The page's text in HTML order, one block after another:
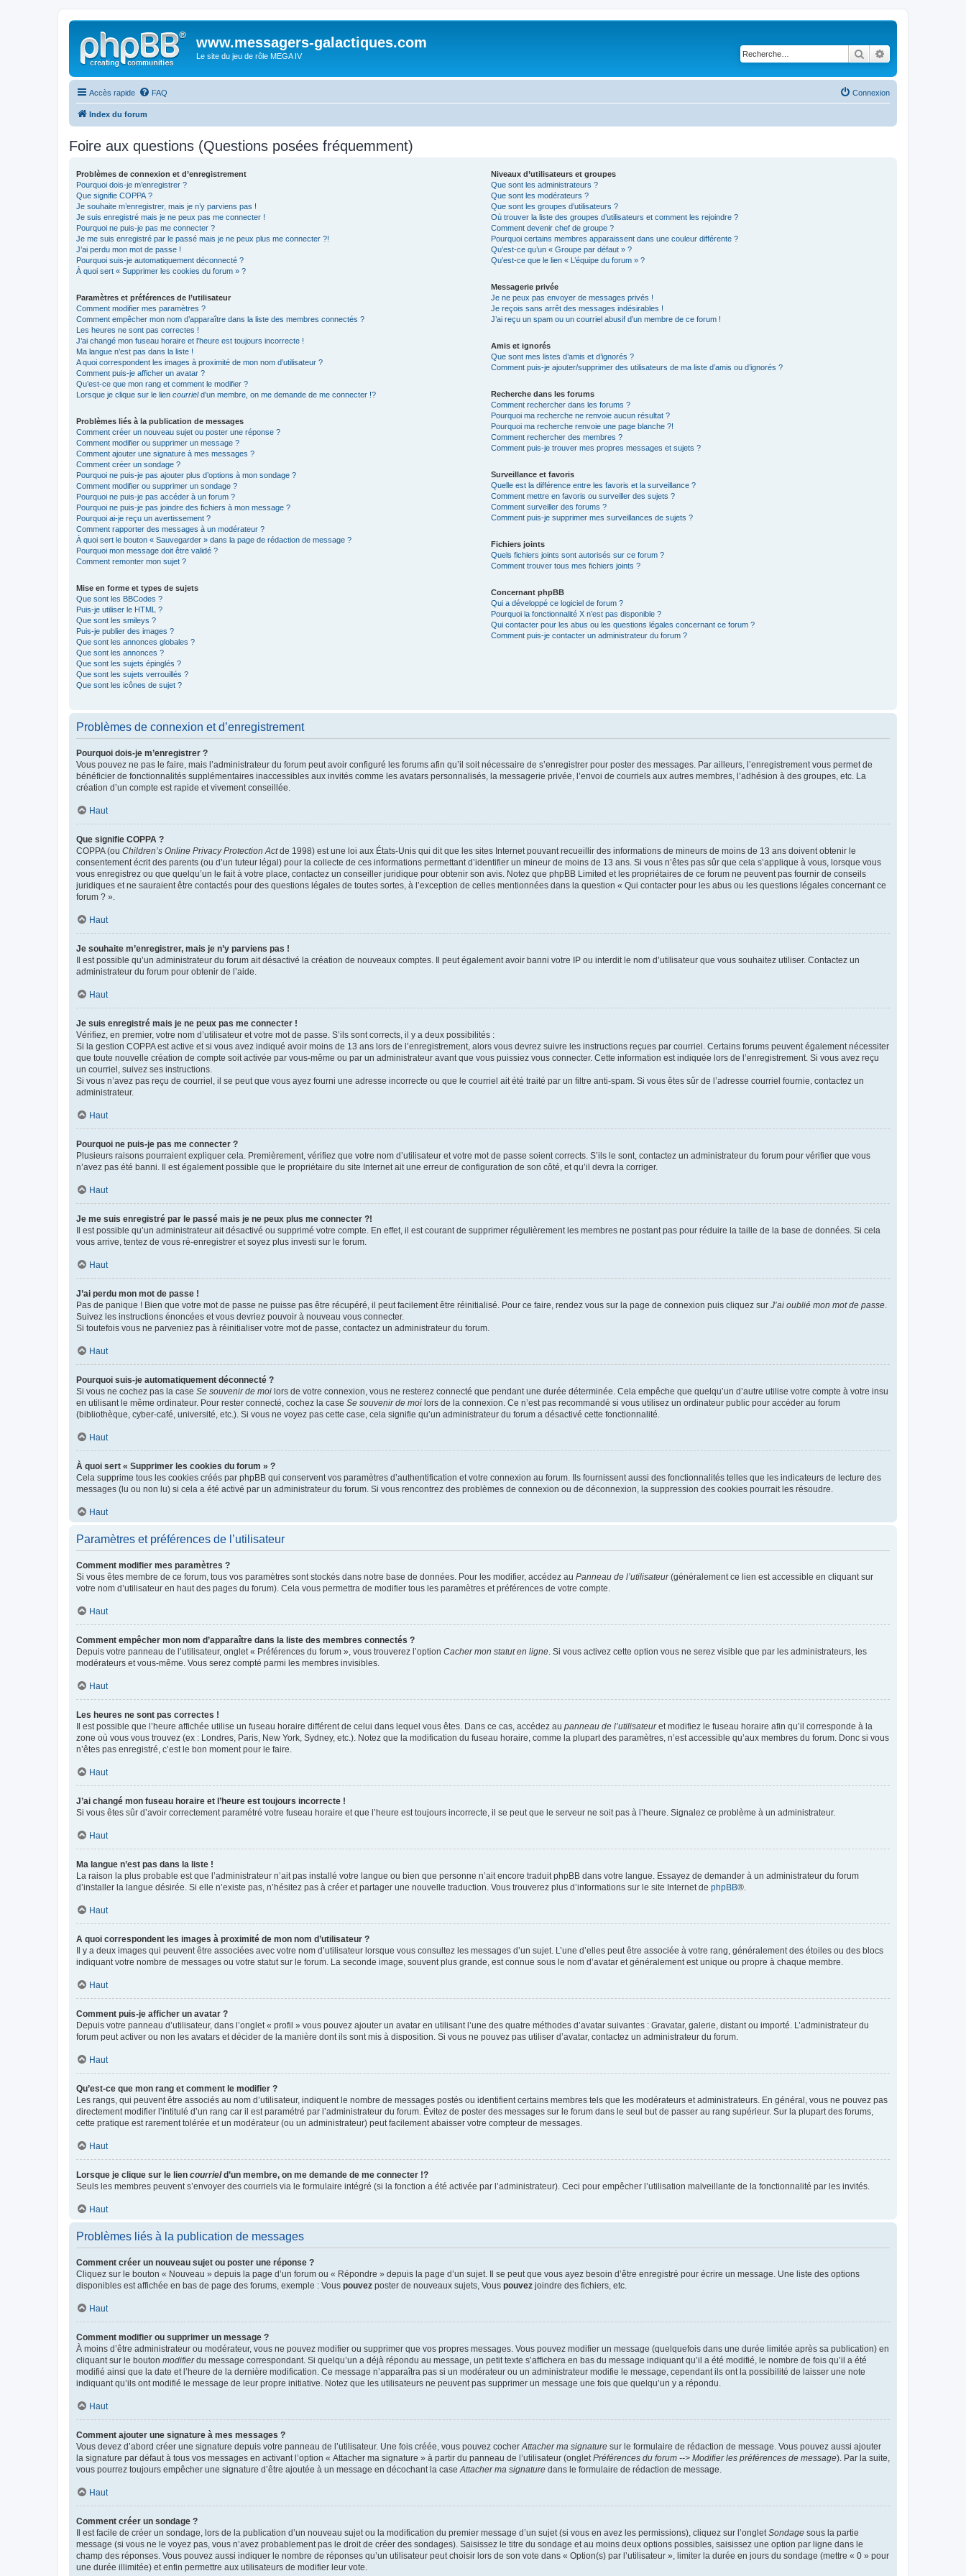
www.messagers-galactiques.com
Le site du jeu de rôle MEGA IV Rechercher
Accès rapide FAQ Connexion
Index du forum
Foire aux questions (Questions posées fréquemment)
Problèmes de connexion et d’enregistrement
Pourquoi dois-je m’enregistrer ?
Que signifie COPPA ?
Je souhaite m’enregistrer, mais je n’y parviens pas !
Je suis enregistré mais je ne peux pas me connecter !
Pourquoi ne puis-je pas me connecter ?
Je me suis enregistré par le passé mais je ne peux plus me connecter ?!
J’ai perdu mon mot de passe !
Pourquoi suis-je automatiquement déconnecté ?
À quoi sert « Supprimer les cookies du forum » ?
Paramètres et préférences de l’utilisateur
Comment modifier mes paramètres ?
Comment empêcher mon nom d’apparaître dans la liste des membres connectés ?
Les heures ne sont pas correctes !
J’ai changé mon fuseau horaire et l’heure est toujours incorrecte !
Ma langue n’est pas dans la liste !
A quoi correspondent les images à proximité de mon nom d’utilisateur ?
Comment puis-je afficher un avatar ?
Qu’est-ce que mon rang et comment le modifier ?
Lorsque je clique sur le lien courrield’un membre, on me demande de me connecter !?
Problèmes liés à la publication de messages
Comment créer un nouveau sujet ou poster une réponse ?
Comment modifier ou supprimer un message ?
Comment ajouter une signature à mes messages ?
Comment créer un sondage ?
Pourquoi ne puis-je pas ajouter plus d’options à mon sondage ?
Comment modifier ou supprimer un sondage ?
Pourquoi ne puis-je pas accéder à un forum ?
Pourquoi ne puis-je pas joindre des fichiers à mon message ?
Pourquoi ai-je reçu un avertissement ?
Comment rapporter des messages à un modérateur ?
À quoi sert le bouton « Sauvegarder » dans la page de rédaction de message ?
Pourquoi mon message doit être validé ?
Comment remonter mon sujet ?
Mise en forme et types de sujets
Que sont les BBCodes ?
Puis-je utiliser le HTML ?
Que sont les smileys ?
Puis-je publier des images ?
Que sont les annonces globales ?
Que sont les annonces ?
Que sont les sujets épinglés ?
Que sont les sujets verrouillés ?
Que sont les icônes de sujet ?
Niveaux d’utilisateurs et groupes
Que sont les administrateurs ?
Que sont les modérateurs ?
Que sont les groupes d’utilisateurs ?
Où trouver la liste des groupes d’utilisateurs et comment les rejoindre ?
Comment devenir chef de groupe ?
Pourquoi certains membres apparaissent dans une couleur différente ?
Qu’est-ce qu’un « Groupe par défaut » ?
Qu’est-ce que le lien « L’équipe du forum » ?
Messagerie privée
Je ne peux pas envoyer de messages privés !
Je reçois sans arrêt des messages indésirables !
J’ai reçu un spam ou un courriel abusif d’un membre de ce forum !
Amis et ignorés
Que sont mes listes d’amis et d’ignorés ?
Comment puis-je ajouter/supprimer des utilisateurs de ma liste d’amis ou d’ignorés ?
Recherche dans les forums
Comment rechercher dans les forums ?
Pourquoi ma recherche ne renvoie aucun résultat ?
Pourquoi ma recherche renvoie une page blanche ?!
Comment rechercher des membres ?
Comment puis-je trouver mes propres messages et sujets ?
Surveillance et favoris
Quelle est la différence entre les favoris et la surveillance ?
Comment mettre en favoris ou surveiller des sujets ?
Comment surveiller des forums ?
Comment puis-je supprimer mes surveillances de sujets ?
Fichiers joints
Quels fichiers joints sont autorisés sur ce forum ?
Comment trouver tous mes fichiers joints ?
Concernant phpBB
Qui a développé ce logiciel de forum ?
Pourquoi la fonctionnalité X n’est pas disponible ?
Qui contacter pour les abus ou les questions légales concernant ce forum ?
Comment puis-je contacter un administrateur du forum ?
Problèmes de connexion et d’enregistrement
Pourquoi dois-je m’enregistrer ?
Vous pouvez ne pas le faire, mais l’administrateur du forum peut avoir configuré les forums afin qu’il soit nécessaire de s’enregistrer pour poster des messages. Par ailleurs, l’enregistrement vous permet de
bénéficier de fonctionnalités supplémentaires inaccessibles aux invités comme les avatars personnalisés, la messagerie privée, l’envoi de courriels aux autres membres, l’adhésion à des groupes, etc. La
création d’un compte est rapide et vivement conseillée.
Haut
Que signifie COPPA ?
COPPA (ou Children’s Online Privacy Protection Actde 1998) est une loi aux États-Unis qui dit que les sites Internet pouvant recueillir des informations de mineurs de moins de 13 ans doivent obtenir le
consentement écrit des parents (ou d’un tuteur légal) pour la collecte de ces informations permettant d’identifier un mineur de moins de 13 ans. Si vous n’êtes pas sûr que cela s’applique à vous, lorsque vous
vous enregistrez ou que quelqu’un le fait à votre place, contactez un conseiller juridique pour obtenir son avis. Notez que phpBB Limited et les propriétaires de ce forum ne peuvent pas fournir de conseils
juridiques et ne sauraient être contactés pour des questions légales de toutes sortes, à l’exception de celles mentionnées dans la question « Qui contacter pour les abus ou les questions légales concernant ce
forum ? ».
Haut
Je souhaite m’enregistrer, mais je n’y parviens pas !
Il est possible qu’un administrateur du forum ait désactivé la création de nouveaux comptes. Il peut également avoir banni votre IP ou interdit le nom d’utilisateur que vous souhaitez utiliser. Contactez un
administrateur du forum pour obtenir de l’aide.
Haut
Je suis enregistré mais je ne peux pas me connecter !
Vérifiez, en premier, votre nom d’utilisateur et votre mot de passe. S’ils sont corrects, il y a deux possibilités :
Si la gestion COPPA est active et si vous avez indiqué avoir moins de 13 ans lors de l’enregistrement, alors vous devrez suivre les instructions reçues par courriel. Certains forums peuvent également nécessiter
que toute nouvelle création de compte soit activée par vous-même ou par un administrateur avant que vous puissiez vous connecter. Cette information est indiquée lors de l’enregistrement. Si vous avez reçu
un courriel, suivez ses instructions.
Si vous n’avez pas reçu de courriel, il se peut que vous ayez fourni une adresse incorrecte ou que le courriel ait été traité par un filtre anti-spam. Si vous êtes sûr de l’adresse courriel fournie, contactez un
administrateur.
Haut
Pourquoi ne puis-je pas me connecter ?
Plusieurs raisons pourraient expliquer cela. Premièrement, vérifiez que votre nom d’utilisateur et votre mot de passe soient corrects. S’ils le sont, contactez un administrateur du forum pour vérifier que vous
n’avez pas été banni. Il est également possible que le propriétaire du site Internet ait une erreur de configuration de son côté, et qu’il devra la corriger.
Haut
Je me suis enregistré par le passé mais je ne peux plus me connecter ?!
Il est possible qu’un administrateur ait désactivé ou supprimé votre compte. En effet, il est courant de supprimer régulièrement les membres ne postant pas pour réduire la taille de la base de données. Si cela
vous arrive, tentez de vous ré-enregistrer et soyez plus investi sur le forum.
Haut
J’ai perdu mon mot de passe !
Pas de panique ! Bien que votre mot de passe ne puisse pas être récupéré, il peut facilement être réinitialisé. Pour ce faire, rendez vous sur la page de connexion puis cliquez sur J’ai oublié mon mot de passe
Suivez les instructions énoncées et vous devriez pouvoir à nouveau vous connecter.
Si toutefois vous ne parveniez pas à réinitialiser votre mot de passe, contactez un administrateur du forum.
Haut
Pourquoi suis-je automatiquement déconnecté ?
Si vous ne cochez pas la case Se souvenir de moi lors de votre connexion, vous ne resterez connecté que pendant une durée déterminée. Cela empêche que quelqu’un d’autre utilise votre compte à votre insu
en utilisant le même ordinateur. Pour rester connecté, cochez la case Se souvenir de moi lors de la connexion. Ce n’est pas recommandé si vous utilisez un ordinateur public pour accéder au forum
(bibliothèque, cyber-café, université, etc.). Si vous ne voyez pas cette case, cela signifie qu’un administrateur du forum a désactivé cette fonctionnalité.
Haut
À quoi sert « Supprimer les cookies du forum » ?
Cela supprime tous les cookies créés par phpBB qui conservent vos paramètres d’authentification et votre connexion au forum. Ils fournissent aussi des fonctionnalités telles que les indicateurs de lecture des
messages (lu ou non lu) si cela a été activé par un administrateur du forum. Si vous rencontrez des problèmes de connexion ou de déconnexion, la suppression des cookies pourrait les résoudre.
Haut
Paramètres et préférences de l’utilisateur
Comment modifier mes paramètres ?
Si vous êtes membre de ce forum, tous vos paramètres sont stockés dans notre base de données. Pour les modifier, accédez au Panneau de l’utilisateur(généralement ce lien est accessible en cliquant sur
votre nom d’utilisateur en haut des pages du forum). Cela vous permettra de modifier tous les paramètres et préférences de votre compte.
Haut
Comment empêcher mon nom d’apparaître dans la liste des membres connectés ?
Depuis votre panneau de l’utilisateur, onglet « Préférences du forum », vous trouverez l’option Cacher mon statut en ligne . Si vous activez cette option vous ne serez visible que par les administrateurs, les
modérateurs et vous-même. Vous serez compté parmi les membres invisibles.
Haut
Les heures ne sont pas correctes !
Il est possible que l’heure affichée utilise un fuseau horaire différent de celui dans lequel vous êtes. Dans ce cas, accédez au panneau de l’utilisateuret modifiez le fuseau horaire afin qu’il corresponde à la
zone où vous vous trouvez (ex : Londres, Paris, New York, Sydney, etc.). Notez que la modification du fuseau horaire, comme la plupart des paramètres, n’est accessible qu’aux membres du forum. Donc si vous
n’êtes pas enregistré, c’est le bon moment pour le faire.
Haut
J’ai changé mon fuseau horaire et l’heure est toujours incorrecte !
Si vous êtes sûr d’avoir correctement paramétré votre fuseau horaire et que l’heure est toujours incorrecte, il se peut que le serveur ne soit pas à l’heure. Signalez ce problème à un administrateur.
Haut
Ma langue n’est pas dans la liste !
La raison la plus probable est que l’administrateur n’ait pas installé votre langue ou bien que personne n’ait encore traduit phpBB dans votre langue. Essayez de demander à un administrateur du forum
d’installer la langue désirée. Si elle n’existe pas, n’hésitez pas à créer et partager une nouvelle traduction. Vous trouverez plus d’informations sur le site Internet de phpBB®.
Haut
A quoi correspondent les images à proximité de mon nom d’utilisateur ?
Il y a deux images qui peuvent être associées avec votre nom d’utilisateur lorsque vous consultez les messages d’un sujet. L’une d’elles peut être associée à votre rang, généralement des étoiles ou des blocs
indiquant votre nombre de messages ou votre statut sur le forum. La seconde image, souvent plus grande, est connue sous le nom d’avatar et généralement est unique ou propre à chaque membre.
Haut
Comment puis-je afficher un avatar ?
Depuis votre panneau d’utilisateur, dans l’onglet « profil » vous pouvez ajouter un avatar en utilisant l’une des quatre méthodes d’avatar suivantes : Gravatar, galerie, distant ou importé. L’administrateur du
forum peut activer ou non les avatars et décider de la manière dont ils sont mis à disposition. Si vous ne pouvez pas utiliser d’avatar, contactez un administrateur du forum.
Haut
Qu’est-ce que mon rang et comment le modifier ?
Les rangs, qui peuvent être associés au nom d’utilisateur, indiquent le nombre de messages postés ou identifient certains membres tels que les modérateurs et administrateurs. En général, vous ne pouvez pas
directement modifier l’intitulé d’un rang car il est paramétré par l’administrateur du forum. Évitez de poster des messages sur le forum dans le seul but de passer au rang supérieur. Sur la plupart des forums,
cette pratique est rarement tolérée et un modérateur (ou un administrateur) peut facilement abaisser votre compteur de messages.
Haut
Lorsque je clique sur le lien courrield’un membre, on me demande de me connecter !?
Seuls les membres peuvent s’envoyer des courriels via le formulaire intégré (si la fonction a été activée par l’administrateur). Ceci pour empêcher l’utilisation malveillante de la fonctionnalité par les invités.
Haut
Problèmes liés à la publication de messages
Comment créer un nouveau sujet ou poster une réponse ?
Cliquez sur le bouton « Nouveau » depuis la page d’un forum ou « Répondre » depuis la page d’un sujet. Il se peut que vous ayez besoin d’être enregistré pour écrire un message. Une liste des options
disponibles est affichée en bas de page des forums, exemple : Vous pouvez poster de nouveaux sujets, Vous pouvez joindre des fichiers, etc.
Haut
Comment modifier ou supprimer un message ?
À moins d’être administrateur ou modérateur, vous ne pouvez modifier ou supprimer que vos propres messages. Vous pouvez modifier un message (quelquefois dans une durée limitée après sa publication) en
cliquant sur le bouton modifierdu message correspondant. Si quelqu’un a déjà répondu au message, un petit texte s’affichera en bas du message indiquant qu’il a été modifié, le nombre de fois qu’il a été
modifié ainsi que la date et l’heure de la dernière modification. Ce message n’apparaîtra pas si un modérateur ou un administrateur modifie le message, cependant ils ont la possibilité de laisser une note
indiquant qu’ils ont modifié le message de leur propre initiative. Notez que les utilisateurs ne peuvent pas supprimer un message une fois que quelqu’un y a répondu.
Haut
Comment ajouter une signature à mes messages ?
Vous devez d’abord créer une signature depuis votre panneau de l’utilisateur. Une fois créée, vous pouvez cocher Attacher ma signature sur le formulaire de rédaction de message. Vous pouvez aussi ajouter
la signature par défaut à tous vos messages en activant l’option « Attacher ma signature » à partir du panneau de l’utilisateur (onglet Préférences du forum --> Modifier les préférences de message). Par la suite,
vous pourrez toujours empêcher une signature d’être ajoutée à un message en décochant la case Attacher ma signature dans le formulaire de rédaction de message.
Haut
Comment créer un sondage ?
Il est facile de créer un sondage, lors de la publication d’un nouveau sujet ou la modification du premier message d’un sujet (si vous en avez les permissions), cliquez sur l’onglet Sondage sous la partie
message (si vous ne le voyez pas, vous n’avez probablement pas le droit de créer des sondages). Saisissez le titre du sondage et au moins deux options possibles, saisissez une option par ligne dans le
champ des réponses. Vous pouvez aussi indiquer le nombre de réponses qu’un utilisateur peut choisir lors de son vote dans « Option(s) par l’utilisateur », limiter la durée en jours du sondage (mettre « 0 » pour
une durée illimitée) et enfin permettre aux utilisateurs de modifier leur vote.